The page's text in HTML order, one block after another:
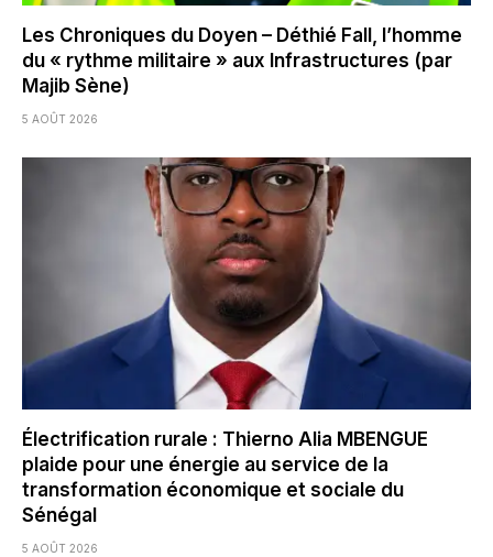
Les Chroniques du Doyen – Déthié Fall, l’homme
du « rythme militaire » aux Infrastructures (par
Majib Sène)
5 AOÛT 2026
Électrification rurale : Thierno Alia MBENGUE
plaide pour une énergie au service de la
transformation économique et sociale du
Sénégal
5 AOÛT 2026